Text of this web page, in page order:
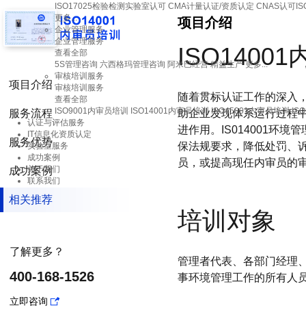
ISO17025检验检测实验室认可 CMA计量认证/资质认定 CNAS认可
更多...
企业管理服务
企业管理服务
查看全部
5S管理咨询 六西格玛管理咨询 阿米巴经营 精益生产 更多...
审核培训服务
审核培训服务
查看全部
ISO9001内审员培训
ISO14001内审员培训 ISO45001内审员培训
认证与评估服务
IT信息化资质认定
实验室服务
成功案例
关于我们
联系我们
项目介绍
服务流程
服务优势
成功案例
相关推荐
了解更多？
400-168-1526
立即咨询
项目介绍
ISO14001
随着贯标认证工作的深入
助企业发现体系运行过程
进作用。IS014001环境管
保法规要求，降低处罚、
员，或提高现任内审员的
培训对象
管理者代表、各部门经理
事环境管理工作的所有人